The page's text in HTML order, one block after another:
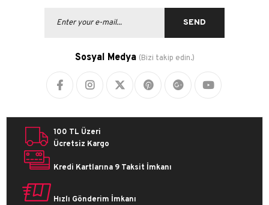
SEND
Sosyal Medya (Bizi takip edin.)
100 TL Üzeri
Ücretsiz Kargo
Kredi Kartlarına 9 Taksit İmkanı
Hızlı Gönderim İmkanı